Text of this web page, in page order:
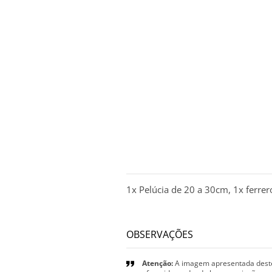
1x Pelúcia de 20 a 30cm, 1x
OBSERVAÇÕES
Atenção:A imagem apresentada